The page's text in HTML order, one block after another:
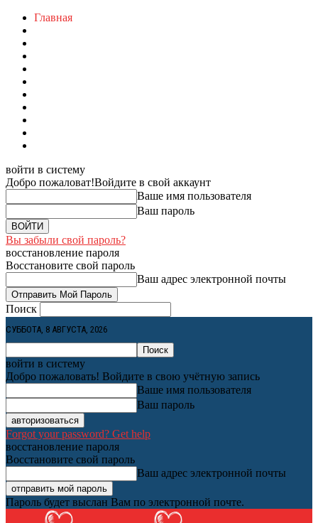
Главная
войти в систему
Добро пожаловат!Войдите в свой аккаунт
Ваше имя пользователя
Ваш пароль
Вы забыли свой пароль?
восстановление пароля
Восстановите свой пароль
Ваш адрес электронной почты
Поиск
СУББОТА, 8 АВГУСТА, 2026
войти в систему
Добро пожаловать! Войдите в свою учётную запись
Ваше имя пользователя
Ваш пароль
Forgot your password? Get help
восстановление пароля
Восстановите свой пароль
Ваш адрес электронной почты
Пароль будет выслан Вам по электронной почте.